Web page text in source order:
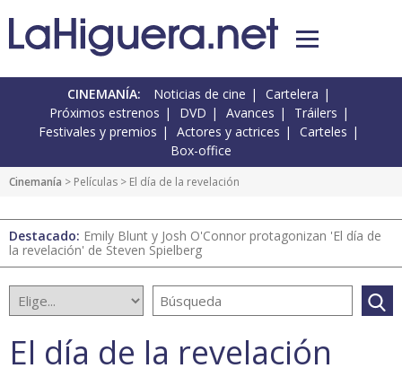
CINEMANÍA: Noticias de cine
Cartelera
Próximos estrenos
DVD Avances
Tráilers
Festivales y premios
Actores y actrices
Carteles
Box-office
Cinemanía > Películas > El día de la revelación
Destacado: Emily Blunt y Josh O'Connor protagonizan 'El día de
la revelación' de Steven Spielberg
El día de la revelación